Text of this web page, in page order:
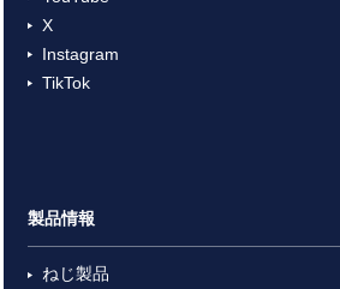
X
Instagram
TikTok
製品情報
ねじ製品